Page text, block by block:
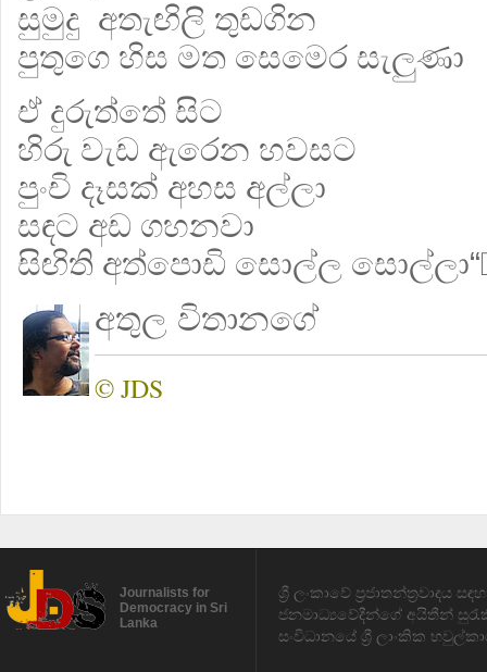
සුමුදු අතැඟිලි තුඩගින
පුතුගෙ හිස මත සෙමෙර සැලුණා
ඒ දුරුත්තේ සිට
හිරු වැඩ ඇරෙන හවසට
පුංචි දෑසක් අහස අල්ලා
සඳට අඩ ගහනවා
සිඟිති අත්පොඩි සොල්ල
අතුල විතානගේ
© JDS
Journalists for
Democracy in Sri
Lanka
ශ්‍රී ලංකාවේ ප්‍රජාතන්ත්‍රවාදය
ජනමාධ්‍යවේදීන්ගේ අයිතීන්
සංවිධානයේ ශ්‍රී ලාංකික